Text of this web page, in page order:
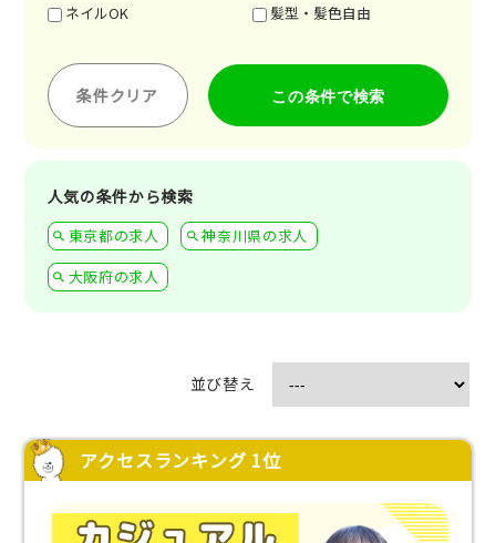
ネイルOK
髪型・髪色自由
条件クリア
人気の条件から検索
東京都の求人
神奈川県の求人
大阪府の求人
並び替え
アクセスランキング 1位